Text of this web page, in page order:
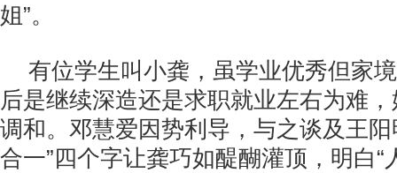
姐”。
有位学生叫小龚，虽学业优秀但家
后是继续深造还是求职就业左右为难
调和。邓慧爱因势利导，与之谈及王
合一”四个字让龚巧如醍醐灌顶，明白“